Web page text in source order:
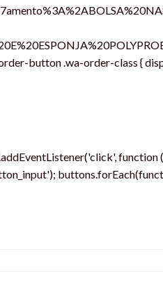
button .wa-order-class {
function